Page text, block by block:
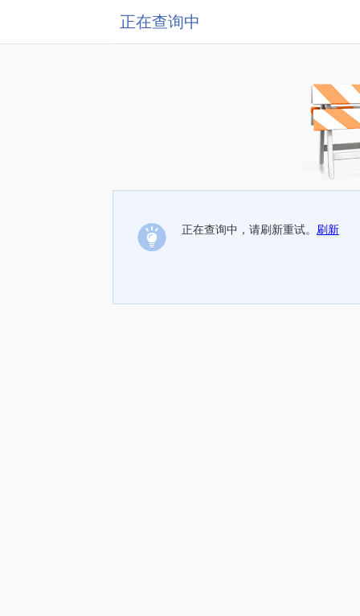
正在查询中
正在查询中，请刷新重试。 刷新